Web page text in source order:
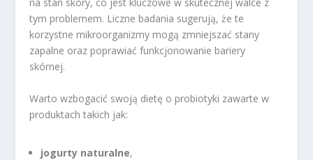
na stan skóry, co jest kluczowe w skutecznej walce z
tym problemem. Liczne badania sugerują, że te
korzystne mikroorganizmy mogą zmniejszać stany
zapalne oraz poprawiać funkcjonowanie bariery
skórnej.
Warto wzbogacić swoją dietę o probiotyki zawarte w
produktach takich jak:
jogurty naturalne,